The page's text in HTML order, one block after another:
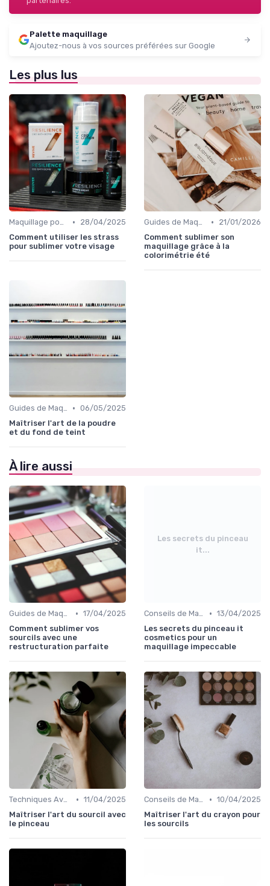
Palette maquillage
Ajoutez-nous à vos sources préférées sur Google
Les plus lus
Maquillage pour Occasions Spéciales •
28/04/2025
Comment utiliser les strass
pour sublimer votre visage
Guides de Maquillage Quotidien •
21/01/2026
Comment sublimer son
maquillage grâce à la
colorimétrie été
Guides de Maquillage Quotidien • 06/05/2025
Maîtriser l'art de la poudre
et du fond de teint
À lire aussi
Guides de Maquillage Quotidien • 17/04/2025
Comment sublimer vos
sourcils avec une
restructuration parfaite
Les secrets du pinceau
it...
Conseils de Maquilleurs Professionnels • 13/04/2025
Les secrets du pinceau it
cosmetics pour un
maquillage impeccable
Techniques Avancées et Artistiques • 11/04/2025
Maîtriser l'art du sourcil avec
le pinceau
Conseils de Maquilleurs Professionnels • 10/04/2025
Maîtriser l'art du crayon pour
les sourcils